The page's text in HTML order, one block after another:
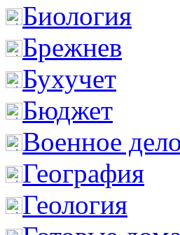
Биология
Брежнев
Бухучет
Бюджет
Военное дело
География
Геология